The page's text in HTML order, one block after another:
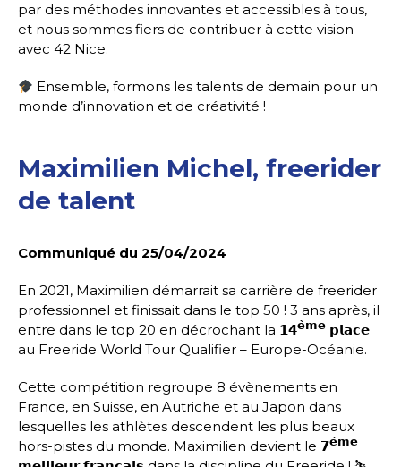
par des méthodes innovantes et accessibles à tous,
et nous sommes fiers de contribuer à cette vision
avec 42 Nice.
Ensemble, formons les talents de demain pour un
monde d’innovation et de créativité !
Maximilien Michel, freerider
de talent
Communiqué du 25/04/2024
En 2021, Maximilien démarrait sa carrière de freerider
professionnel et finissait dans le top 50 ! 3 ans après, il
entre dans le top 20 en décrochant la 𝟭𝟰𝗲̀𝗺𝗲 𝗽𝗹𝗮𝗰𝗲
au Freeride World Tour Qualifier – Europe-Océanie.
Cette compétition regroupe 8 évènements en
France, en Suisse, en Autriche et au Japon dans
lesquelles les athlètes descendent les plus beaux
hors-pistes du monde. Maximilien devient le 𝟳𝗲̀𝗺𝗲